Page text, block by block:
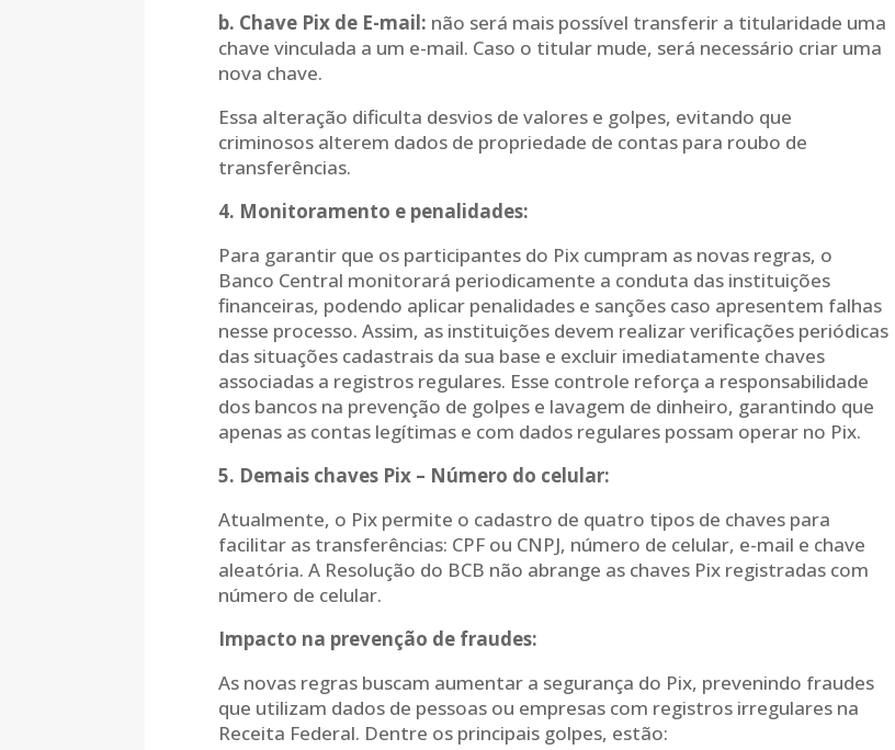
b. Chave Pix de E-mail: não será mais possível transferir a titularidade uma
chave vinculada a um e-mail. Caso o titular mude, será necessário criar uma
nova chave.
Essa alteração dificulta desvios de valores e golpes, evitando que
criminosos alterem dados de propriedade de contas para roubo de
transferências.
4. Monitoramento e penalidades:
Para garantir que os participantes do Pix cumpram as novas regras, o
Banco Central monitorará periodicamente a conduta das instituições
financeiras, podendo aplicar penalidades e sanções caso apresentem falhas
nesse processo. Assim, as instituições devem realizar verificações periódicas
das situações cadastrais da sua base e excluir imediatamente chaves
associadas a registros regulares. Esse controle reforça a responsabilidade
dos bancos na prevenção de golpes e lavagem de dinheiro, garantindo que
apenas as contas legítimas e com dados regulares possam operar no Pix.
5. Demais chaves Pix – Número do celular:
Atualmente, o Pix permite o cadastro de quatro tipos de chaves para
facilitar as transferências: CPF ou CNPJ, número de celular, e-mail e chave
aleatória. A Resolução do BCB não abrange as chaves Pix registradas com
número de celular.
Impacto na prevenção de fraudes:
As novas regras buscam aumentar a segurança do Pix, prevenindo fraudes
que utilizam dados de pessoas ou empresas com registros irregulares na
Receita Federal. Dentre os principais golpes, estão: